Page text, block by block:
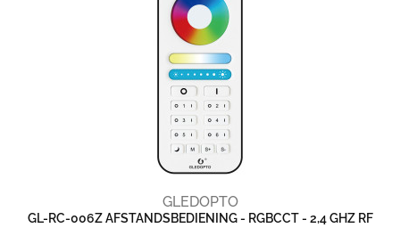
GLEDOPTO
GL-RC-006Z AFSTANDSBEDIENING - RGBCCT - 2,4 GHZ RF